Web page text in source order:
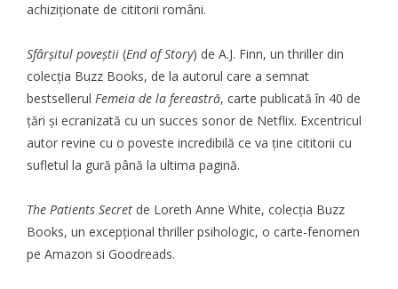
achiziționate de cititorii români.
Sfârșitul poveștii (End of Story) de A.J. Finn, un thriller din
colecția Buzz Books, de la autorul care a semnat
bestsellerul Femeia de la fereastră, carte publicată în 40 de
țări și ecranizată cu un succes sonor de Netflix. Excentricul
autor revine cu o poveste incredibilă ce va ține cititorii cu
sufletul la gură până la ultima pagină.
The Patients Secret de Loreth Anne White, colecția Buzz
Books, un excepțional thriller psihologic, o carte-fenomen
pe Amazon si Goodreads.